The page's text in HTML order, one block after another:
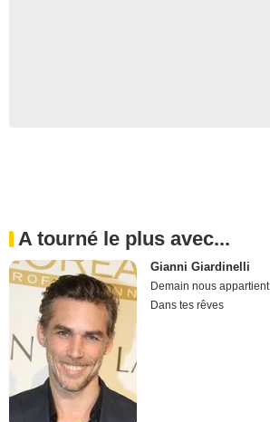
A tourné le plus avec...
Gianni Giardinelli
Demain nous appartient
Dans tes rêves